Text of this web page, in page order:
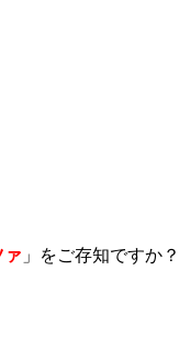
ァ 」をご存知ですか？